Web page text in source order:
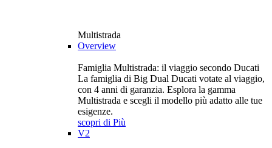
Multistrada
Overview
Famiglia Multistrada: il viaggio secondo Ducati
La famiglia di Big Dual Ducati votate al viaggio,
con 4 anni di garanzia. Esplora la gamma
Multistrada e scegli il modello più adatto alle tue
esigenze.
scopri di Più
V2